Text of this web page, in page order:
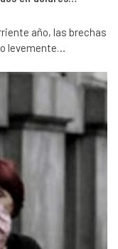
año, las brechas
levemente…